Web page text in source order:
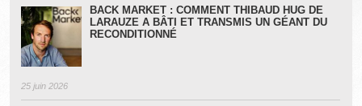
BACK MARKET : COMMENT THIBAUD HUG DE
LARAUZE A BÂTI ET TRANSMIS UN GÉANT DU
RECONDITIONNÉ
25 juin 2026